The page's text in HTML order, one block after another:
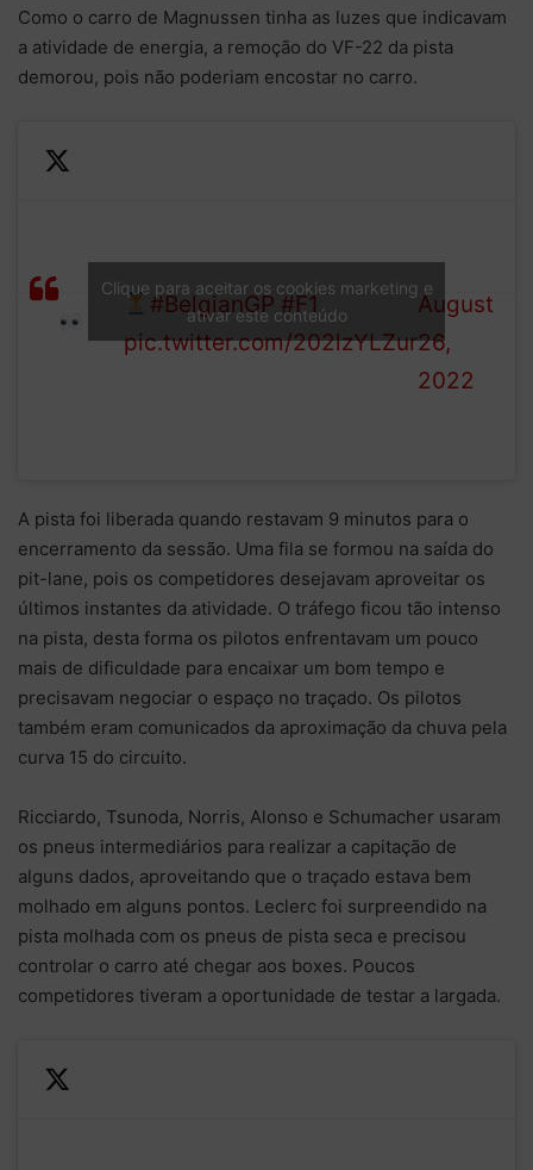
Como o carro de Magnussen tinha as luzes que indicavam
a atividade de energia, a remoção do VF-22 da pista
demorou, pois não poderiam encostar no carro.
mins
mins of the session to go…
#BelgianGP #F1
pic.twitter.com/202lzYLZur
1 (@F1)
August
26,
2022
Clique para aceitar os cookies marketing e
ativar este conteúdo
A pista foi liberada quando restavam 9 minutos para o
encerramento da sessão. Uma fila se formou na saída do
pit-lane, pois os competidores desejavam aproveitar os
últimos instantes da atividade. O tráfego ficou tão intenso
na pista, desta forma os pilotos enfrentavam um pouco
mais de dificuldade para encaixar um bom tempo e
precisavam negociar o espaço no traçado. Os pilotos
também eram comunicados da aproximação da chuva pela
curva 15 do circuito.
Ricciardo, Tsunoda, Norris, Alonso e Schumacher usaram
os pneus intermediários para realizar a capitação de
alguns dados, aproveitando que o traçado estava bem
molhado em alguns pontos. Leclerc foi surpreendido na
pista molhada com os pneus de pista seca e precisou
controlar o carro até chegar aos boxes. Poucos
competidores tiveram a oportunidade de testar a largada.